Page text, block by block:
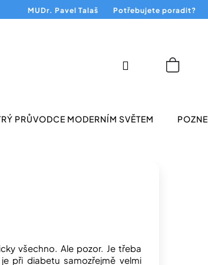
MUDr. Pavel Talaš Potřebujete poradit?
PRŮVODCE MODERNÍM SVĚTEM
Přihlášení
všechno. Ale pozor. Je třeba
při diabetu samozřejmě velmi